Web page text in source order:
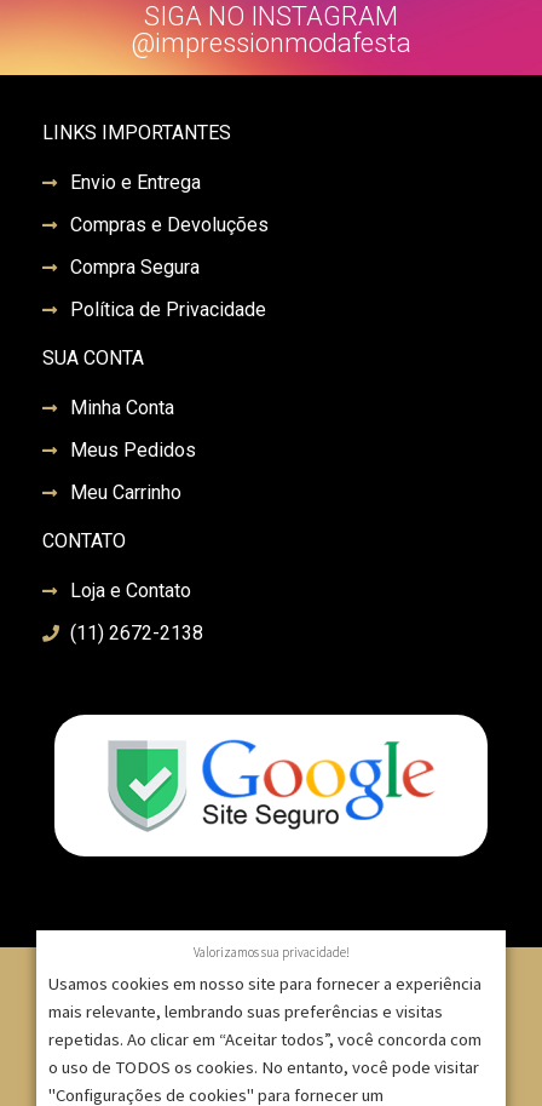
SIGA NO INSTAGRAM
@impressionmodafesta
LINKS IMPORTANTES
Envio e Entrega
Compras e Devoluções
Compra Segura
Política de Privacidade
SUA CONTA
Minha Conta
Meus Pedidos
Meu Carrinho
CONTATO
Loja e Contato
(11) 2672-2138
© 2007 – 2025 – ImpressionModaFesta | Rua Serra de
Japi, 1332 – Tatuapé – São Paulo/SP – CNPJ:
Valorizamos sua privacidade!
Usamos cookies em nosso site para fornecer a experiência
mais relevante, lembrando suas preferências e visitas
repetidas. Ao clicar em “Aceitar todos”, você concorda com
o uso de TODOS os cookies. No entanto, você pode visitar
"Configurações de cookies" para fornecer um